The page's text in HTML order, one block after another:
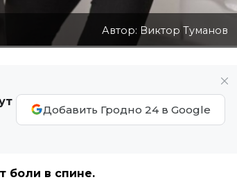
Автор: Виктор Туманов
Добавить Гродно 24 в Google
боли в спине.